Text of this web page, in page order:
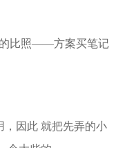
，因此 就把先弄的小